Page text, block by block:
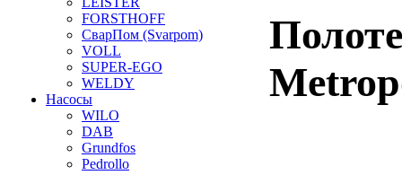
FORSTHOFF
СварПом (Svarpom)
VOLL
SUPER-EGO
WELDY
Насосы
WILO
DAB
Grundfos
Pedrollo